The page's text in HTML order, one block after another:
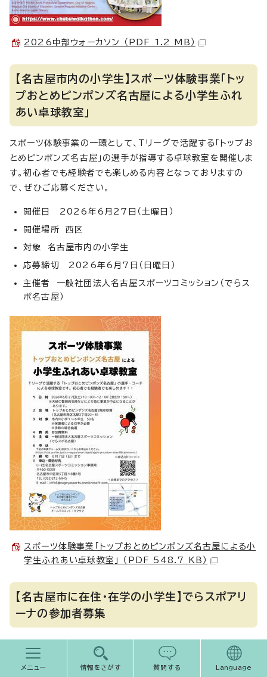
2026中部ウォーカソン （PDF 1.2 MB）
【名古屋市内の小学生】スポーツ体験事業「トッ
プおとめピンポンズ名古屋による小学生ふれ
あい卓球教室」
スポーツ体験事業の一環として、Tリーグで活躍する「トップお
とめピンポンズ名古屋」の選手が指導する卓球教室を開催しま
す。初心者でも経験者でも楽しめる内容となっておりますの
で、ぜひご応募ください。
開催日 2026年6月27日（土曜日）
開催場所 西区
対象 名古屋市内の小学生
応募締切 2026年6月7日（日曜日）
主催者 一般社団法人名古屋スポーツコミッション（でらス
ポ名古屋）
スポーツ体験事業「トップおとめピンポンズ名古屋による小
学生ふれあい卓球教室」 （PDF 548.7 KB）
【名古屋市に在住・在学の小学生】でらスポアリ
ーナの参加者募集
名古屋を拠点に活動する各競技のトップスポーツチームの選手
やコーチとふれあいながら、様々なスポーツを体験して、いろん
メニュー 情報をさがす 質問する Language